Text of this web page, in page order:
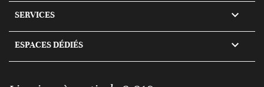
SERVICES 
ESPACES DÉDIÉS 